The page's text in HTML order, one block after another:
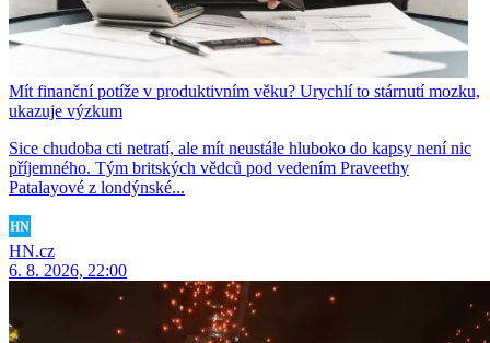
Mít finanční potíže v produktivním věku? Urychlí to stárnutí mozku,
ukazuje výzkum
Sice chudoba cti netratí, ale mít neustále hluboko do kapsy není nic
příjemného. Tým britských vědců pod vedením Praveethy
Patalayové z londýnské...
HN.cz
6. 8. 2026, 22:00